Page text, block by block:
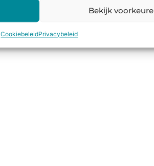
Bekijk
CookiebeleidPrivacybeleid